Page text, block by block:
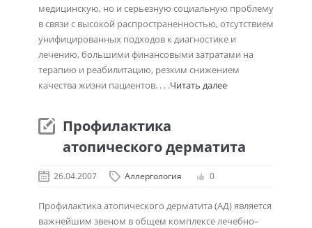
медицинскую, но и серьезную социальную проблему
в связи с высокой распространенностью, отсутствием
унифицированных подходов к диагностике и
лечению, большими финансовыми затратами на
терапию и реабилитацию, резким снижением
качества жизни пациентов. . . .Читать далее
Профилактика
атопического дерматита
26.04.2007 Аллергология 0
Профилактика атопического дерматита (АД) является
важнейшим звеном в общем комплексе лечебно–